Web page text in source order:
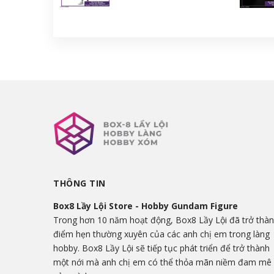
THÔNG TIN
Box8 Lầy Lội Store - Hobby Gundam Figure
Trong hơn 10 năm hoạt động, Box8 Lầy Lội đã trở
điểm hẹn thường xuyên của các anh chị em trong làng
hobby. Box8 Lầy Lội sẽ tiếp tục phát triển để trở thành
một nới mà anh chị em có thể thỏa mãn niềm đam mê